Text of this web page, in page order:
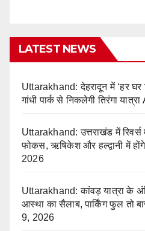
LATEST NEWS
Uttarakhand: देहरादून में ‘हर घर
गांधी पार्क से निकलेगी तिरंगा यात्रा
Uttarakhand: उत्तराखंड में रिवर्स
फोकस, ऋषिकेश और हल्द्वानी में
2026
Uttarakhand: कांवड़ यात्रा के
आस्था का सैलाब, पार्किंग फुल तो
9, 2026